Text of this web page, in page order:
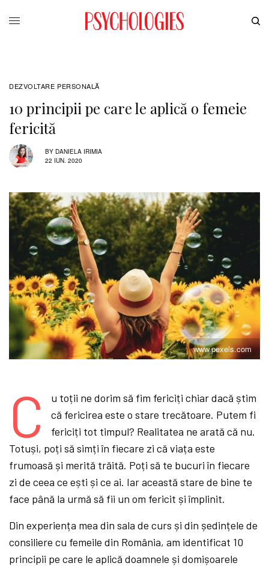
DEZVOLTARE PERSONALĂ
10 principii pe care le aplică o femeie
fericită
BY DANIELA IRIMIA
22 IUN. 2020
www.pexels.com
C
u toții ne dorim să fim fericiți chiar dacă știm
că fericirea este o stare trecătoare. Putem fi
fericiți tot timpul? Realitatea ne arată că nu.
Totuși, poți să simți în fiecare zi că viața este
frumoasă și merită trăită. Poți să te bucuri în fiecare
zi de ceea ce ești și ce ai. Iar această stare de bine te
face până la urmă să fii un om fericit și împlinit.
Din experiența mea din sala de curs și din ședințele de
consiliere cu femeile din România, am identificat 10
principii pe care le aplică doamnele și domișoarele